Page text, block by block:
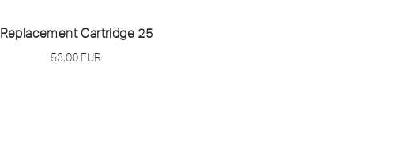
Replacement Cartridge 25
53,00 EUR